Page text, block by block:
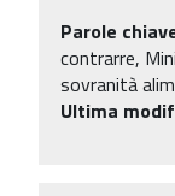
Parole
contrarre,
sovranità
Ultima